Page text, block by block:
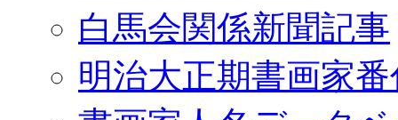
白馬会関係新聞記事
明治大正期書画家